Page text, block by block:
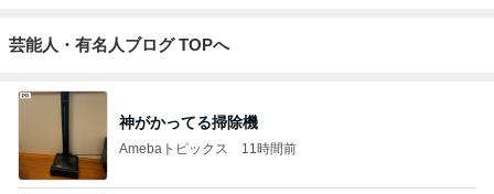
芸能人・有名人ブログ TOPへ
神がかってる掃除機
Amebaトピックス 11時間前